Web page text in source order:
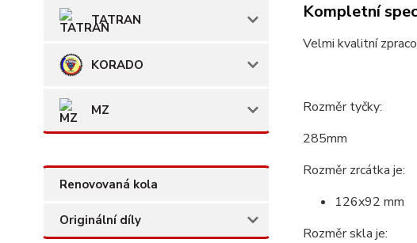
TATRAN
KORADO
MZ
Renovovaná kola
Originální díly
Kompletní
Velmi kvalitní
Rozměr tyčky:
285mm
Rozměr zrcátka je:
126x92 mm
Rozměr skla je: